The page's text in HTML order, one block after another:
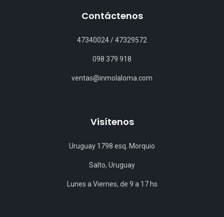
Contáctenos
47340024/47329572
098 379 918
ventas@inmolaloma.com
Visítenos
Uruguay 1798 esq. Morquio
Salto, Uruguay
Lunes a Viernes, de 9 a 17 hs